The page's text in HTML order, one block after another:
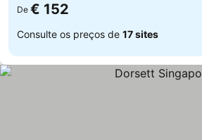
De € 152
Consulte os preços de 17 sites